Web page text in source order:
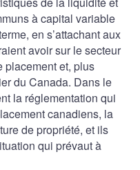
à capital variable
en s’attachant aux
avoir sur le secteur
placement et, plus
du Canada. Dans le
la réglementation qui
canadiens, la
de propriété, et ils
qui prévaut à